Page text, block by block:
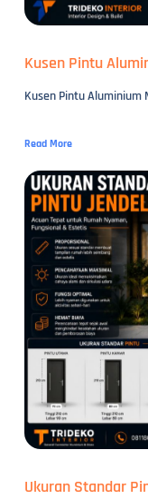
Kusen Pintu
Kusen Pintu Aluminium
Read More
Ukuran Standar